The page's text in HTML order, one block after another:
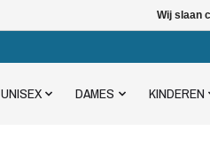
UNISEX DAMES KINDEREN
Wij slaan